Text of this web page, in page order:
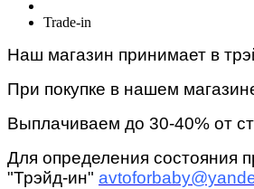
Trade-in
Наш магазин принимает в
При покупке в нашем
Выплачиваем до 30-40% от
Для определения состояния
"Трэйд-ин"